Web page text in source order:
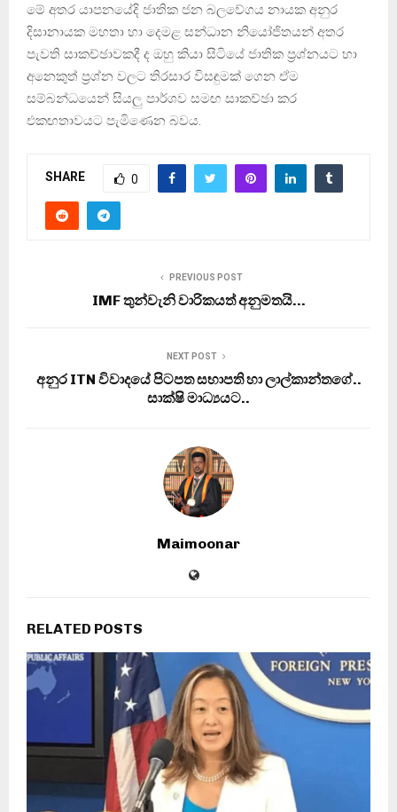
මේ අතර යාපනයේදි ජාතික ජන බලවේගය නායක අනුර
දිසානායක මහතා හා දෙමළ සන්ධාන නියෝජිතයන් අතර
පැවති සාකච්ඡාවකදී ද ඔහු කියා සිටියේ ජාතික ප්‍රශ්නයට හා
අනෙකුත් ප්‍රශ්න වලට තිරසාර විසඳුමක් ගෙන ඒම
සම්බන්ධයෙන් සියලු පාර්ශව සමඟ සාකච්ඡා කර
එකඟතාවයට පැමිණෙන බවය.
SHARE 0
PREVIOUS POST
IMF තුන්වැනි වාරිකයත් අනුමතයි…
NEXT POST
අනුර ITN විවාදයේ පිටපත සභාපති හා ලාල්කාන්තගේ..
සාක්ෂි මාධ්‍යයට..
Maimoonar
RELATED POSTS